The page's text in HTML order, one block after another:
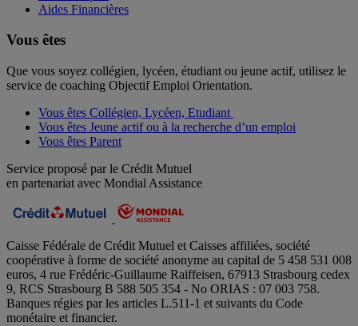
Aides Financières
Vous êtes
Que vous soyez collégien, lycéen, étudiant ou jeune actif, utilisez le
service de coaching Objectif Emploi Orientation.
Vous êtes Collégien, Lycéen, Etudiant
Vous êtes Jeune actif ou à la recherche d’un emploi
Vous êtes Parent
Service proposé par le Crédit Mutuel
en partenariat avec Mondial Assistance
Caisse Fédérale de Crédit Mutuel et Caisses affiliées, société
coopérative à forme de société anonyme au capital de 5 458 531 008
euros, 4 rue Frédéric-Guillaume Raiffeisen, 67913 Strasbourg cedex
9, RCS Strasbourg B 588 505 354 - No ORIAS : 07 003 758.
Banques régies par les articles L.511-1 et suivants du Code
monétaire et financier.